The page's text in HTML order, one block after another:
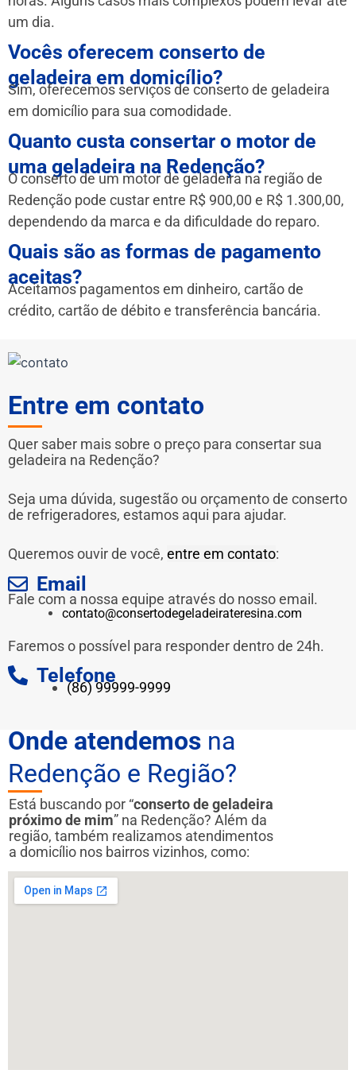
um dia.
Vocês oferecem conserto de
geladeira em domicílio?
Sim, oferecemos serviços de conserto de geladeira
em domicílio para sua comodidade.
Quanto custa consertar o motor de
uma geladeira na Redenção?
O conserto de um motor de geladeira na região de
Redenção pode custar entre R$ 900,00 e R$ 1.300,00,
dependendo da marca e da dificuldade do reparo.
Quais são as formas de pagamento
aceitas?
Aceitamos pagamentos em dinheiro, cartão de
crédito, cartão de débito e transferência bancária.
Entre em contato
Quer saber mais sobre o preço para consertar sua
geladeira na Redenção?
Seja uma dúvida, sugestão ou orçamento de conserto
de refrigeradores, estamos aqui para ajudar.
Queremos ouvir de você, entre em contato:
Email
Fale com a nossa equipe através do nosso email.
contato@consertodegeladeirateresina.com
Faremos o possível para responder dentro de 24h.
Telefone
(86) 99999-9999
Onde atendemos na
Redenção e Região?
Está buscando por “conserto de geladeira
próximo de mim” na Redenção? Além da
região, também realizamos atendimentos
a domicílio nos bairros vizinhos, como: